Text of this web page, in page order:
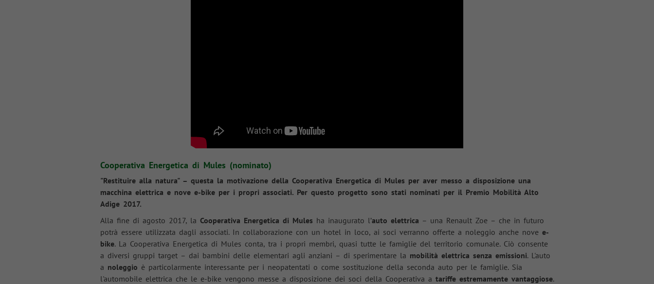
Cooperativa Energetica di Mules (nominato)
"Restituire alla natura" – questa la motivazione della Cooperativa Energetica di Mules per aver messo a disposizione una
macchina elettrica e nove e-bike per i propri associati. Per questo progetto sono stati nominati per il Premio Mobilità Alto
Adige 2017.
Alla fine di agosto 2017, la Cooperativa Energetica di Mules ha inaugurato l’auto elettrica – una Renault Zoe – che in futuro
potrà essere utilizzata dagli associati. In collaborazione con un hotel in loco, ai soci verranno offerte a noleggio anche nove e-
bike. La Cooperativa Energetica di Mules conta, tra i propri membri, quasi tutte le famiglie del territorio comunale. Ciò consente
a diversi gruppi target – dai bambini delle elementari agli anziani – di sperimentare la mobilità elettrica senza emissioni. L'auto
a noleggio è particolarmente interessante per i neopatentati o come sostituzione della seconda auto per le famiglie. Sia
l'automobile elettrica che le e-bike vengono messe a disposizione dei soci della Cooperativa a tariffe estremamente vantaggiose.